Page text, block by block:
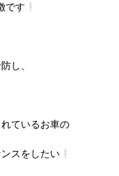
です
し、
ているお車の
スをしたい